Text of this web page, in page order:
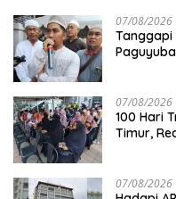
07/08/2026
Tanggapi
07/08/2026
100 Hari
Timur,
07/08/2026